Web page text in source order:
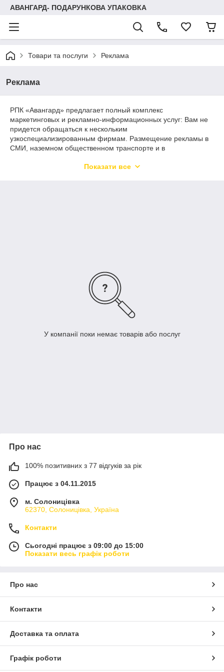
АВАНГАРД- ПОДАРУНКОВА УПАКОВКА
Товари та послуги Реклама
Реклама
РПК «Авангард» предлагает полный комплекс
маркетинговых и рекламно-информационных услуг: Вам не
придется обращаться к нескольким
узкоспециализированным фирмам. Размещение рекламы в
СМИ, наземном общественном транспорте и в
проводном и ФМ-радио, ситилайтах и баннерах и везде, где
Показати все
У компанії поки немає товарів або послуг
Про нас
100% позитивних з 77 відгуків за рік
Працює з 04.11.2015
м. Солоницівка
62370, Солоницівка, Україна
Контакти
Сьогодні працює з 09:00 до 15:00
Показати весь графік роботи
Про нас
Контакти
Доставка та оплата
Графік роботи